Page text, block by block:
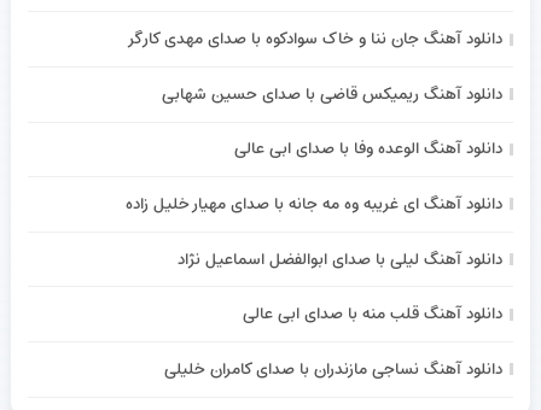
دانلود آهنگ جان ننا و خاک سوادکوه با صدای مهدی کارگر
دانلود آهنگ ریمیکس قاضی با صدای حسین شهابی
دانلود آهنگ الوعده وفا با صدای ابی عالی
دانلود آهنگ ای غریبه وه مه جانه با صدای مهیار خلیل زاده
دانلود آهنگ لیلی با صدای ابوالفضل اسماعیل نژاد
دانلود آهنگ قلب منه با صدای ابی عالی
دانلود آهنگ نساجی مازندران با صدای کامران خلیلی